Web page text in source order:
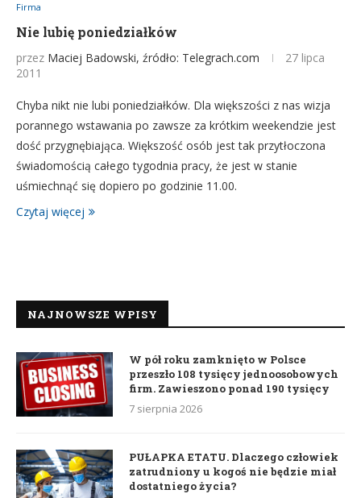
Firma
Nie lubię poniedziałków
przez Maciej Badowski, źródło: Telegrach.com
27 lipca
2011
Chyba nikt nie lubi poniedziałków. Dla większości z nas wizja
porannego wstawania po zawsze za krótkim weekendzie jest
dość przygnębiająca. Większość osób jest tak przytłoczona
świadomością całego tygodnia pracy, że jest w stanie
uśmiechnąć się dopiero po godzinie 11.00.
Czytaj więcej
NAJNOWSZE WPISY
W pół roku zamknięto w Polsce
przeszło 108 tysięcy jednoosobowych
firm. Zawieszono ponad 190 tysięcy
7 sierpnia 2026
PUŁAPKA ETATU. Dlaczego człowiek
zatrudniony u kogoś nie będzie miał
dostatniego życia?